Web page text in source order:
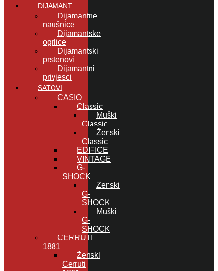
DIJAMANTI
Dijamantne
naušnice
Dijamantske
ogrlice
Dijamantski
prstenovi
Dijamantni
privjesci
SATOVI
CASIO
Classic
Muški
Classic
Ženski
Classic
EDIFICE
VINTAGE
G-
SHOCK
Ženski
G-
SHOCK
Muški
G-
SHOCK
CERRUTI
1881
Ženski
Cerruti